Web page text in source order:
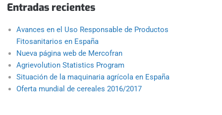
Entradas recientes
Avances en el Uso Responsable de Productos
Fitosanitarios en España
Nueva página web de Mercofran
Agrievolution Statistics Program
Situación de la maquinaria agrícola en España
Oferta mundial de cereales 2016/2017